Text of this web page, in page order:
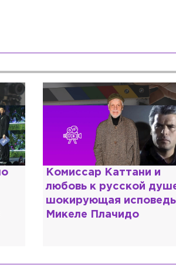
Специалист с
дипломом: почему мир
разочаровался в
образовании?